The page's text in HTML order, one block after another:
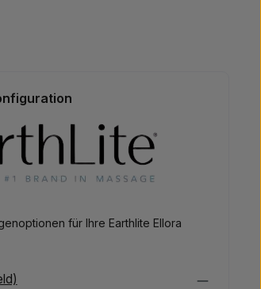
für Ihre Earthlite Ellora